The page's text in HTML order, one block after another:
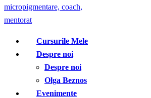
Cursurile Mele
Despre noi
Despre noi
Olga Beznos
Evenimente